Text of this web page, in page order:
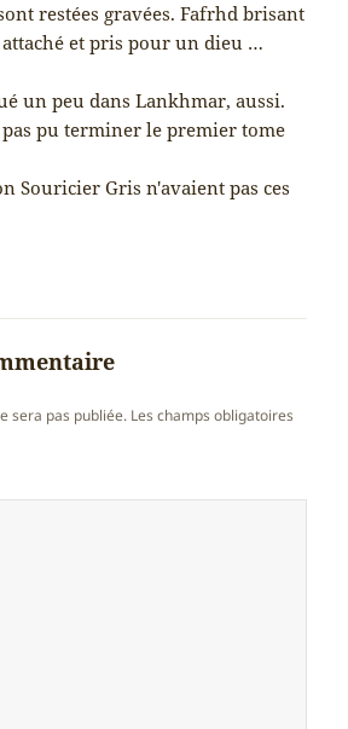
restées gravées. Fafrhd brisant
et pris pour un dieu …
un peu dans Lankhmar, aussi.
pu terminer le premier tome
Souricier Gris n'avaient pas ces
sera pas publiée. Les champs obligatoires